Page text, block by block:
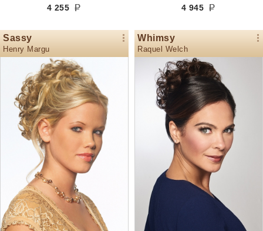
4 255 4 945
Sassy
Henry Margu
Whimsy
Raquel Welch